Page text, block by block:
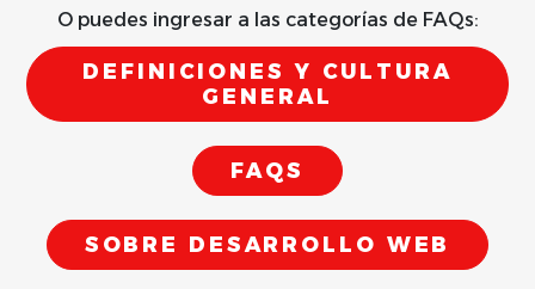
O puedes ingresar a las categorías de FAQs:
DEFINICIONES Y CULTURA
GENERAL
FAQS
SOBRE DESARROLLO WEB